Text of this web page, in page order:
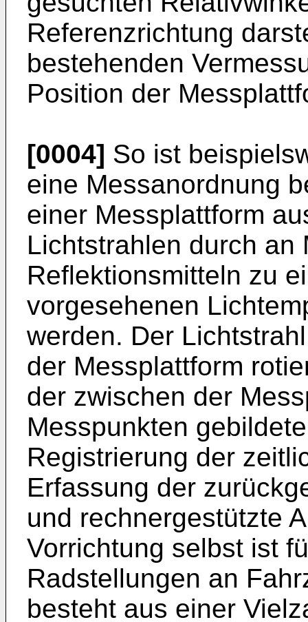
Referenzrichtung
bestehenden
Position der
[0004] So ist
eine Messanordnung
einer Messplattform
Lichtstrahlen durch an
Reflektionsmitteln zu
vorgesehenen
werden. Der
der Messplattform
der zwischen der
Messpunkten
Registrierung der
Erfassung der
und rechnergestützte
Vorrichtung selbst ist
Radstellungen an
besteht aus einer